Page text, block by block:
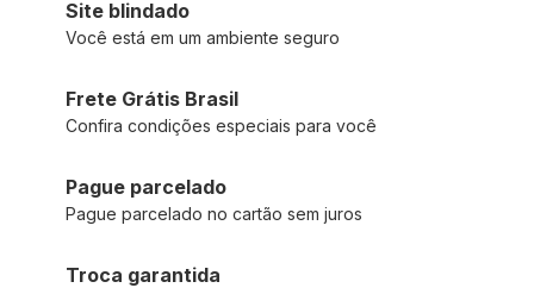
Site blindado
Você está em um ambiente seguro
Frete Grátis Brasil
Confira condições especiais para você
Pague parcelado
Pague parcelado no cartão sem juros
Troca garantida